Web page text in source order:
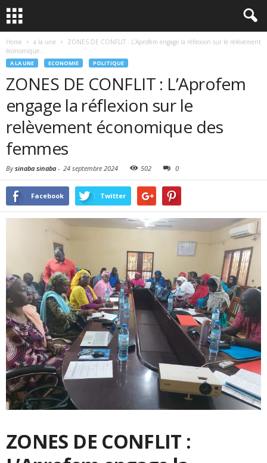
Home a la une
ZONES DE CONFLIT : L’Aprofem engage la réflexion sur le relèvement
économique...
A LA UNE ECONOMIE POLITIQUE
ZONES DE CONFLIT : L’Aprofem
engage la réflexion sur le
relèvement économique des
femmes
Bysinaba sinaba - 24 septembre 2024 502 0
Facebook Twitter
ZONES DE CONFLIT :